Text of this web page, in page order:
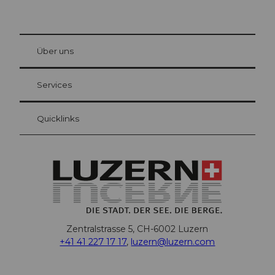
Gästekarte Luzern
Ihre Vorteile als Übernachtungsgast
at Bre
Über uns
Services
Quicklinks
Zentralstrasse 5, CH-6002 Luzern
+41 41 227 17 17, luzern@luzern.com